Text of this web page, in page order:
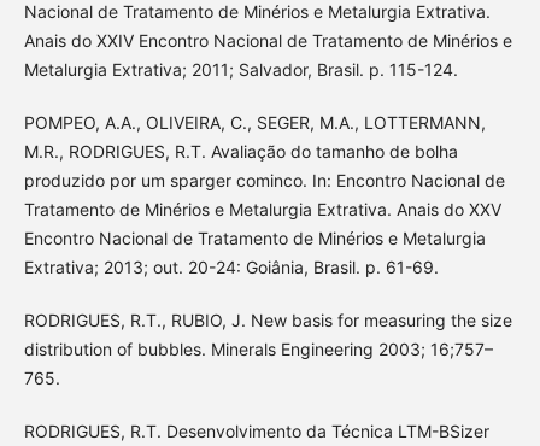
Nacional de Tratamento de Minérios e Metalurgia Extrativa.
Anais do XXIV Encontro Nacional de Tratamento de Minérios e
Metalurgia Extrativa; 2011; Salvador, Brasil. p. 115-124.
POMPEO, A.A., OLIVEIRA, C., SEGER, M.A., LOTTERMANN,
M.R., RODRIGUES, R.T. Avaliação do tamanho de bolha
produzido por um sparger cominco. In: Encontro Nacional de
Tratamento de Minérios e Metalurgia Extrativa. Anais do XXV
Encontro Nacional de Tratamento de Minérios e Metalurgia
Extrativa; 2013; out. 20-24: Goiânia, Brasil. p. 61-69.
RODRIGUES, R.T., RUBIO, J. New basis for measuring the size
distribution of bubbles. Minerals Engineering 2003; 16;757–
765.
RODRIGUES, R.T. Desenvolvimento da Técnica LTM-BSizer